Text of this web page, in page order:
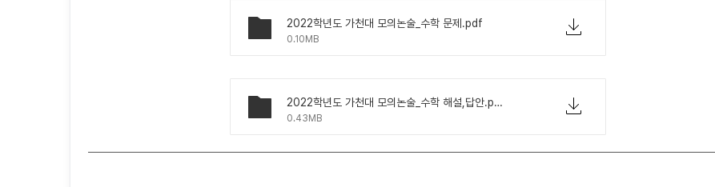
2022학년도 가천대 모의논술_수학 문제.pdf
0.10MB
2022학년도 가천대 모의논술_수학 해설,답안.pdf
0.43MB